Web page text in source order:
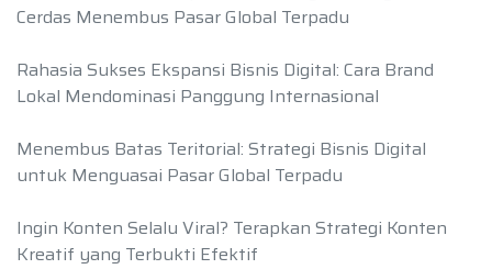
Cerdas Menembus Pasar Global Terpadu
Rahasia Sukses Ekspansi Bisnis Digital: Cara Brand
Lokal Mendominasi Panggung Internasional
Menembus Batas Teritorial: Strategi Bisnis Digital
untuk Menguasai Pasar Global Terpadu
Ingin Konten Selalu Viral? Terapkan Strategi Konten
Kreatif yang Terbukti Efektif